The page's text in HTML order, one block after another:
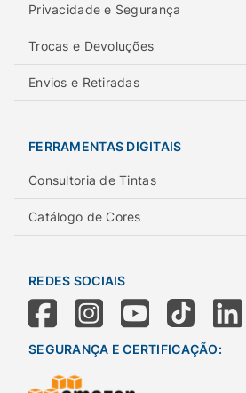
Privacidade e Segurança
Trocas e Devoluções
Envios e Retiradas
FERRAMENTAS DIGITAIS
Consultoria de Tintas
Catálogo de Cores
REDES SOCIAIS
SEGURANÇA E CERTIFICAÇÃO: